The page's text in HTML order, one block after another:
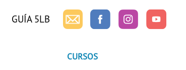
GUÍA 5LB
CURSOS